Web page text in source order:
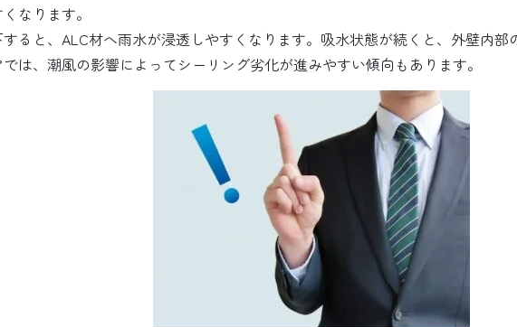
なります。
ると、ALC材へ雨水が浸透しやすくなります。吸水状態が続くと、外壁内部
は、潮風の影響によってシーリング劣化が進みやすい傾向もあります。